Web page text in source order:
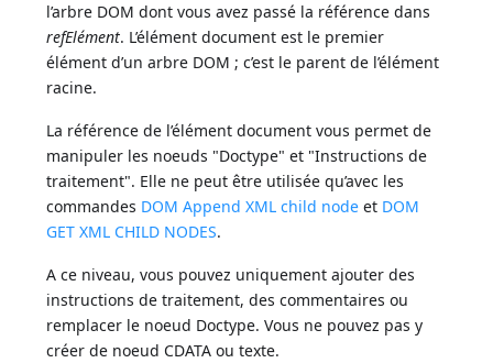
l’arbre DOM dont vous avez passé la référence dans
refElément. L’élément document est le premier
élément d’un arbre DOM ; c’est le parent de l’élément
racine.
La référence de l’élément document vous permet de
manipuler les noeuds "Doctype" et "Instructions de
traitement". Elle ne peut être utilisée qu’avec les
commandes DOM Append XML child node et DOM
GET XML CHILD NODES.
A ce niveau, vous pouvez uniquement ajouter des
instructions de traitement, des commentaires ou
remplacer le noeud Doctype. Vous ne pouvez pas y
créer de noeud CDATA ou texte.